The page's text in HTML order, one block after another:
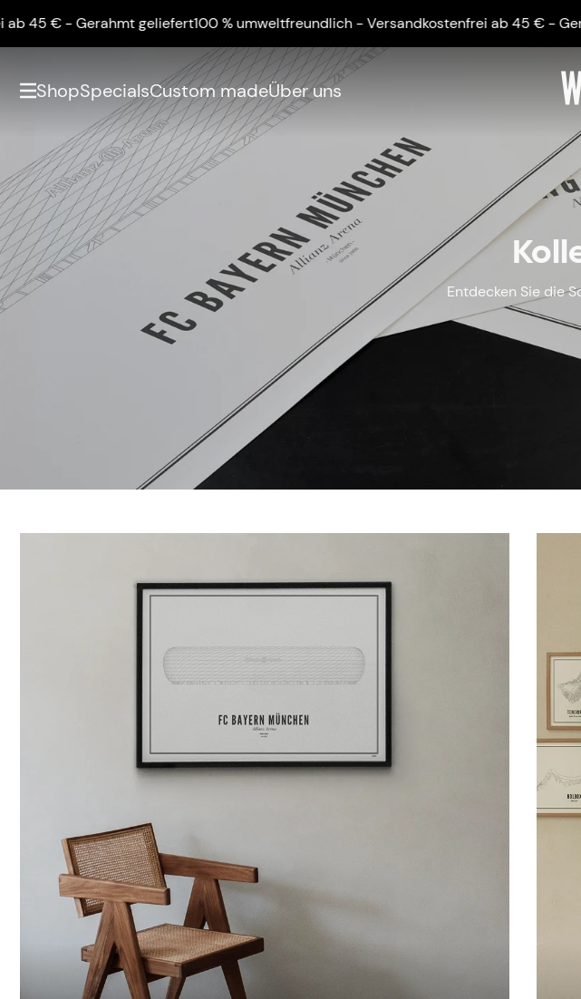
geliefert100 % umweltfreundlich - Versandkostenfrei ab 45 € - Gerahmt geliefert100
ShopSpecialsCustom madeÜber uns
Entdecken Sie die